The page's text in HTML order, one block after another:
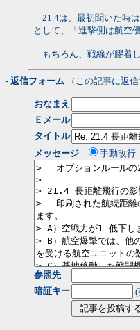
21.4は、最初聞いた時
として、「進撃側は航空
もちろん、戦線が膠着
- 返信フォーム （この記事に返
おなまえ
Ｅメール
タイトル
メッセージ
手動改行
参照先
暗証キー
(